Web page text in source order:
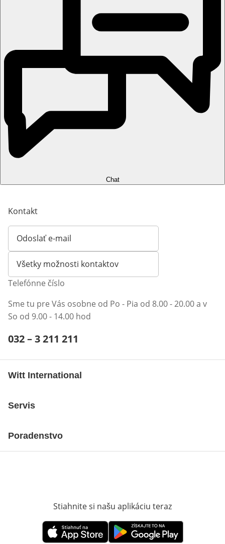
Chat
Kontakt
Odoslať e-mail
Otvorí e-mailového klienta
Všetky možnosti kontaktov
Telefónne číslo
Sme tu pre Vás osobne od Po - Pia od 8.00 - 20.00 a v
So od 9.00 - 14.00 hod
Telefónne číslo:
032 – 3 211 211
Witt International
Servis
Poradenstvo
Stiahnite si našu aplikáciu teraz